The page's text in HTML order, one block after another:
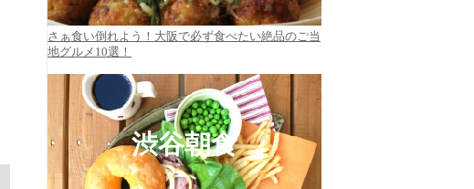
さぁ食い倒れよう！大阪で必ず食べたい絶品のご当
地グルメ10選！
渋谷朝食